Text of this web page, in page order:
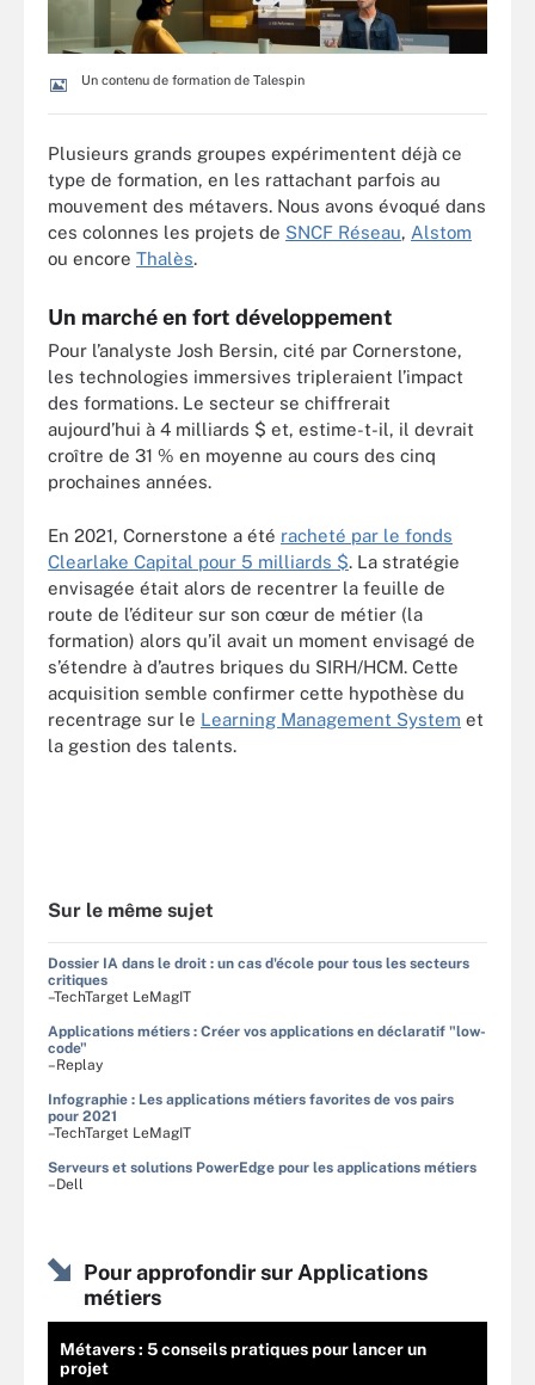
Un contenu de formation de Talespin
Plusieurs grands groupes expérimentent déjà ce
type de formation, en les rattachant parfois au
mouvement des métavers. Nous avons évoqué dans
ces colonnes les projets de SNCF Réseau, Alstom
ou encore Thalès.
Un marché en fort développement
Pour l’analyste Josh Bersin, cité par Cornerstone,
les technologies immersives tripleraient l’impact
des formations. Le secteur se chiffrerait
aujourd’hui à 4 milliards $ et, estime-t-il, il devrait
croître de 31 % en moyenne au cours des cinq
prochaines années.
En 2021, Cornerstone a été racheté par le fonds
Clearlake Capital pour 5 milliards $. La stratégie
envisagée était alors de recentrer la feuille de
route de l’éditeur sur son cœur de métier (la
formation) alors qu’il avait un moment envisagé de
s’étendre à d’autres briques du SIRH/HCM. Cette
acquisition semble confirmer cette hypothèse du
recentrage sur le Learning Management System et
la gestion des talents.
Sur le même sujet
Dossier IA dans le droit : un cas d'école pour tous les secteurs
critiques
–TechTarget LeMagIT
Applications métiers : Créer vos applications en déclaratif "low-
code"
–Replay
Infographie : Les applications métiers favorites de vos pairs
pour 2021
–TechTarget LeMagIT
Serveurs et solutions PowerEdge pour les applications métiers
–Dell
Pour approfondir sur Applications
métiers
Métavers : 5 conseils pratiques pour lancer un
projet